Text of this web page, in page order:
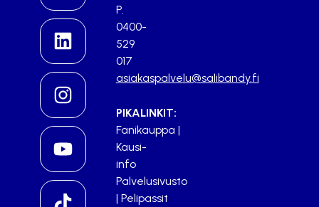
P.
0400-
529
017
asiakaspalvelu@salibandy.fi
PIKALINKIT:
Fanikauppa |
Kausi-
info
Palvelusivusto
| Pelipassit